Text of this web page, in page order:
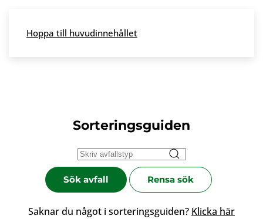
Skip to main content
Hoppa till huvudinnehållet
Sorteringsguiden
Sök avfall Rensa sök
Saknar du något i sorteringsguiden? Klicka här